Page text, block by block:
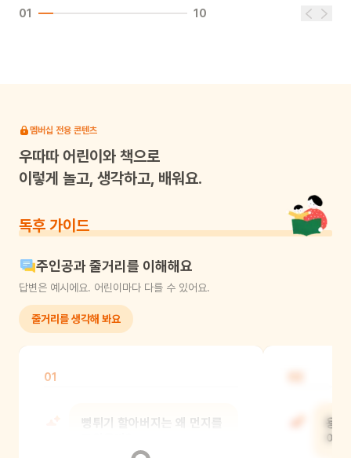
01 10
멤버십 전용 콘텐츠
우따따어린이와 책으로
이렇게 놀고, 생각하고, 배워요.
독후 가이드
주인공과 줄거리를 이해해요
답변은 예시에요. 어린이마다 다를 수 있어요.
줄거리를 생각해 봐요
01
뻥튀기 할아버지는 왜 먼지를
용
어